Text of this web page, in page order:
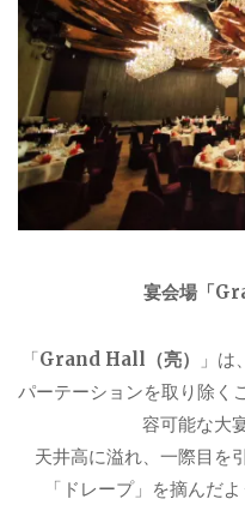
宴会場「
「Grand Hall（亮）
」は
パーテーションを取り除く
容可能な大
天井高に溢れ、一際目を
「ドレープ」を摘んだ